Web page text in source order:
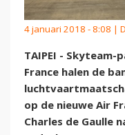
4 januari 2018 - 8:08 |
TAIPEI - Skyteam-
France halen de
op de nieuwe Air
Charles de Gaulle